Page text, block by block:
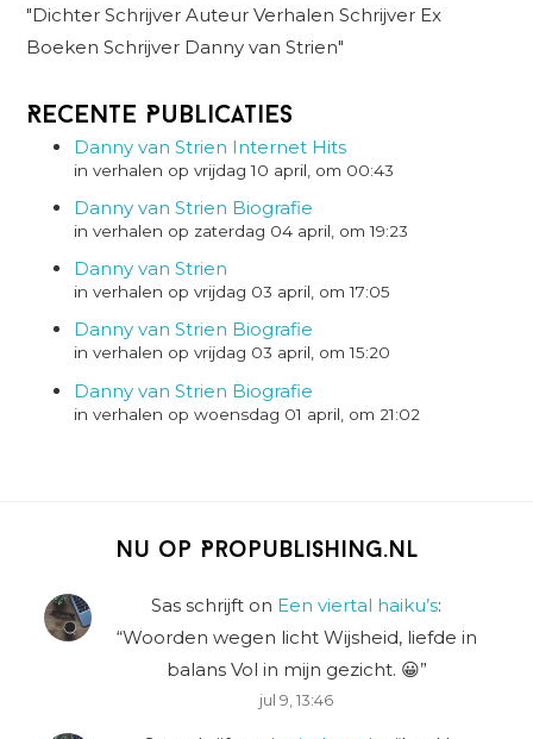
"Dichter Schrijver Auteur Verhalen Schrijver Ex
Boeken Schrijver Danny van Strien"
Recente Publicaties
Danny van Strien Internet Hits
in verhalen op vrijdag 10 april, om 00:43
Danny van Strien Biografie
in verhalen op zaterdag 04 april, om 19:23
Danny van Strien
in verhalen op vrijdag 03 april, om 17:05
Danny van Strien Biografie
in verhalen op vrijdag 03 april, om 15:20
Danny van Strien Biografie
in verhalen op woensdag 01 april, om 21:02
Nu op Propublishing.nl
Sas schrijft on Een viertal haiku’s:
“Woorden wegen licht Wijsheid, liefde in
balans Vol in mijn gezicht. 😀”
jul 9, 13:46